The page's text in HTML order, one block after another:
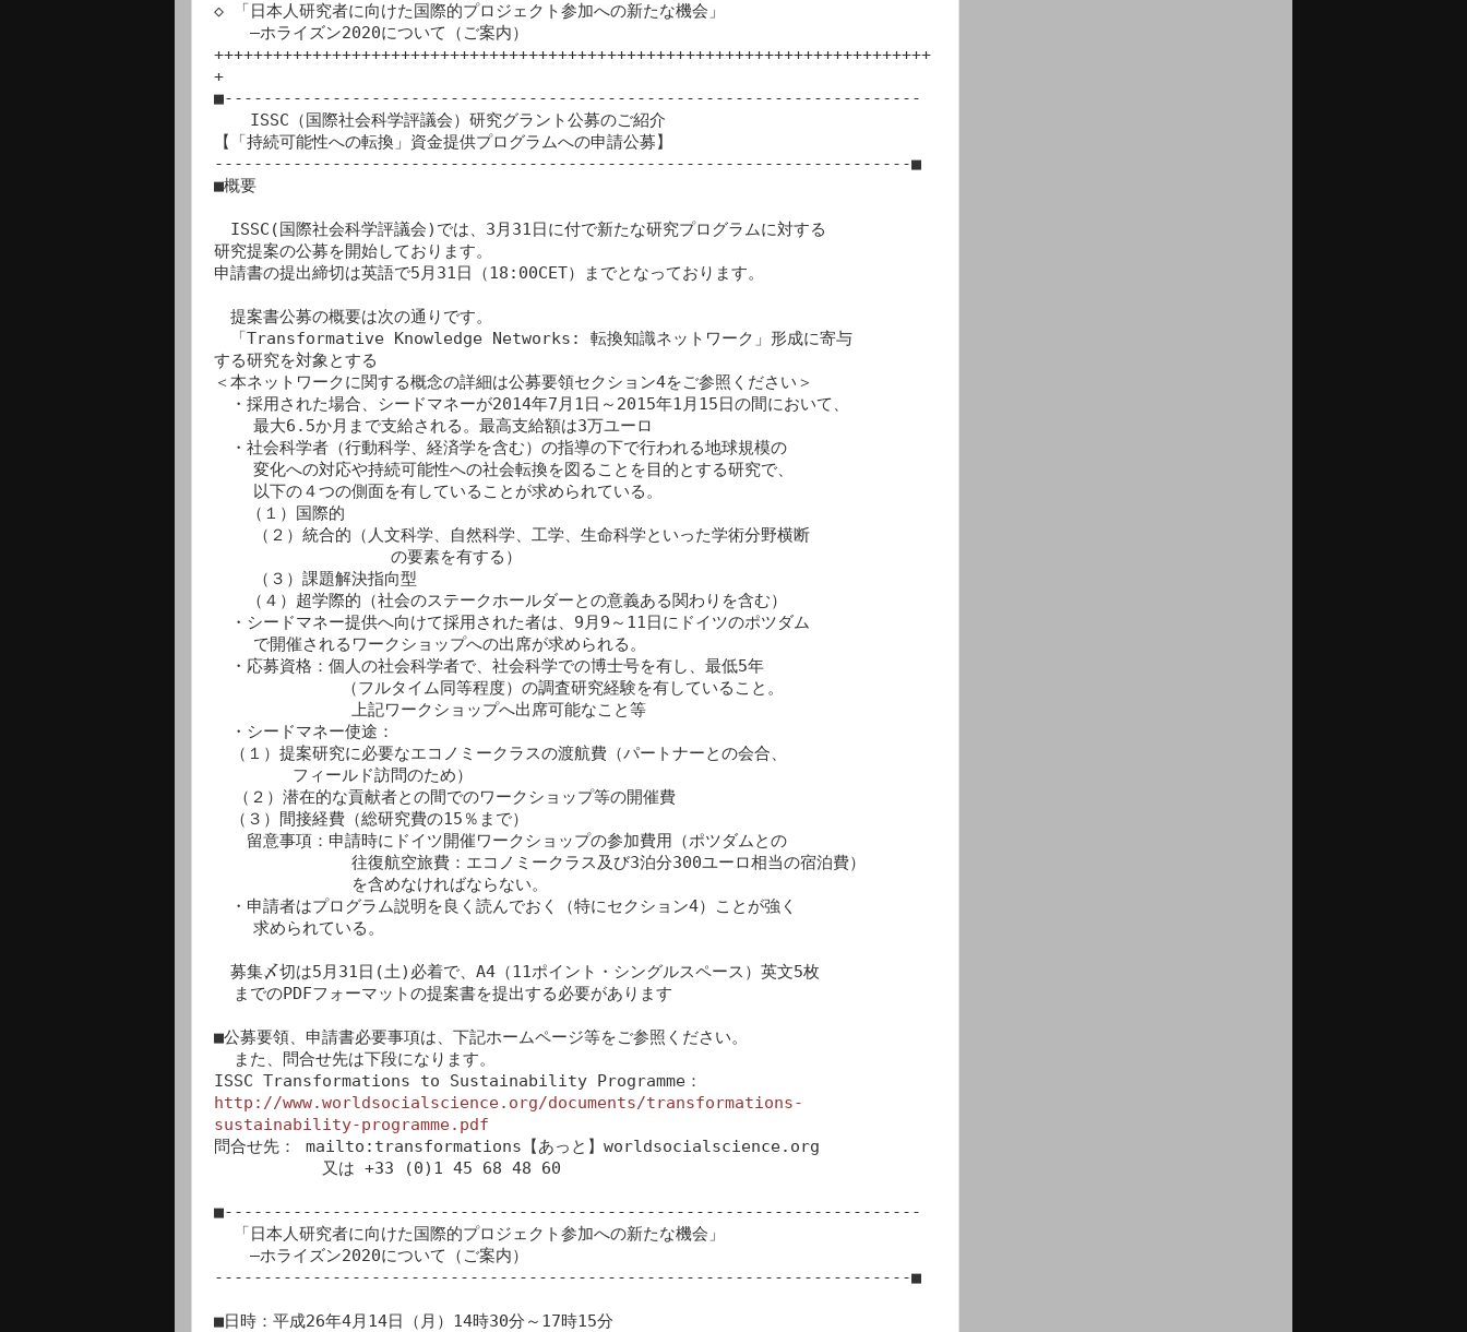
◇ 「日本人研究者に向けた国際的プロジェクト参加への新たな機会」
―ホライズン2020について（ご案内）
+++++++++++++++++++++++++++++++++++++++++++++++++++++++++++++++++++++++++
+
■-----------------------------------------------------------------------
【「持続可能性への転換」資金提供プログラムへの申請公募】
-----------------------------------------------------------------------■
■概要
ISSC(国際社会科学評議会)では、3月31日に付で新たな研究プログラムに対する
研究提案の公募を開始しております。
申請書の提出締切は英語で5月31日（18:00CET）までとなっております。
提案書公募の概要は次の通りです。
「Transformative Knowledge Networks: 転換知識ネットワーク」形成に寄与
する研究を対象とする
＜本ネットワークに関する概念の詳細は公募要領セクション4をご参照ください＞
・採用された場合、シードマネーが2014年7月1日～2015年1月15日の間において、
・社会科学者（行動科学、経済学を含む）の指導の下で行われる地球規模の
（１）国際的
（４）超学際的（社会のステークホールダーとの意義ある関わりを含む）
・シードマネー提供へ向けて採用された者は、9月9～11日にドイツのポツダム
・応募資格：個人の社会科学者で、社会科学での博士号を有し、最低5年
・シードマネー使途：
（１）提案研究に必要なエコノミークラスの渡航費（パートナーとの会合、
（３）間接経費（総研究費の15％まで）
留意事項：申請時にドイツ開催ワークショップの参加費用（ポツダムとの
・申請者はプログラム説明を良く読んでおく（特にセクション4）ことが強く
募集〆切は5月31日(土)必着で、A4（11ポイント・シングルスペース）英文5枚
■公募要領、申請書必要事項は、下記ホームページ等をご参照ください。
http://www.worldsocialscience.org/documents/transformations-
sustainability-programme.pdf
問合せ先： mailto:transformations【あっと】worldsocialscience.org
■-----------------------------------------------------------------------
―ホライズン2020について（ご案内）
-----------------------------------------------------------------------■
■日時：平成26年4月14日（月）14時30分～17時15分